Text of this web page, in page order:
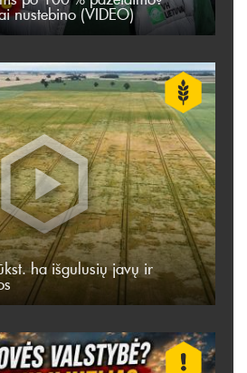
nustebino (VIDEO)
ha išgulusių javų ir